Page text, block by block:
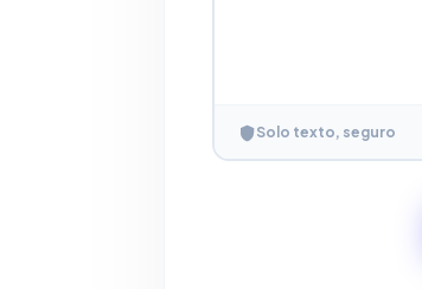
Solo texto, seguro